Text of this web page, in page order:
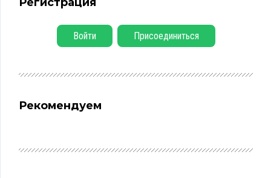
Войти Присоединиться
Рекомендуем